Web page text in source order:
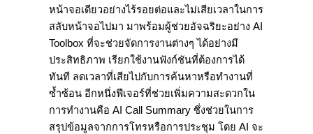
หน้าจอเดียวอย่างไร้รอยต่อและไม่เสียเวลาในการ
สลับหน้าจอไปมา มาพร้อมผู้ช่วยอัจฉริยะอย่าง AI
Toolbox ที่จะช่วยจัดการงานต่างๆ ได้อย่างมี
ประสิทธิภาพ เรียกใช้งานฟังก์ชันที่ต้องการได้
ทันที ลดเวลาที่เสียไปกับการค้นหาหรือทำงานที่
ซ้ำซ้อน อีกหนึ่งฟีเจอร์ที่ช่วยเพิ่มความสะดวกใน
การทำงานคือ AI Call Summary ซึ่งช่วยในการ
สรุปข้อมูลจากการโทรหรือการประชุม โดย AI จะ